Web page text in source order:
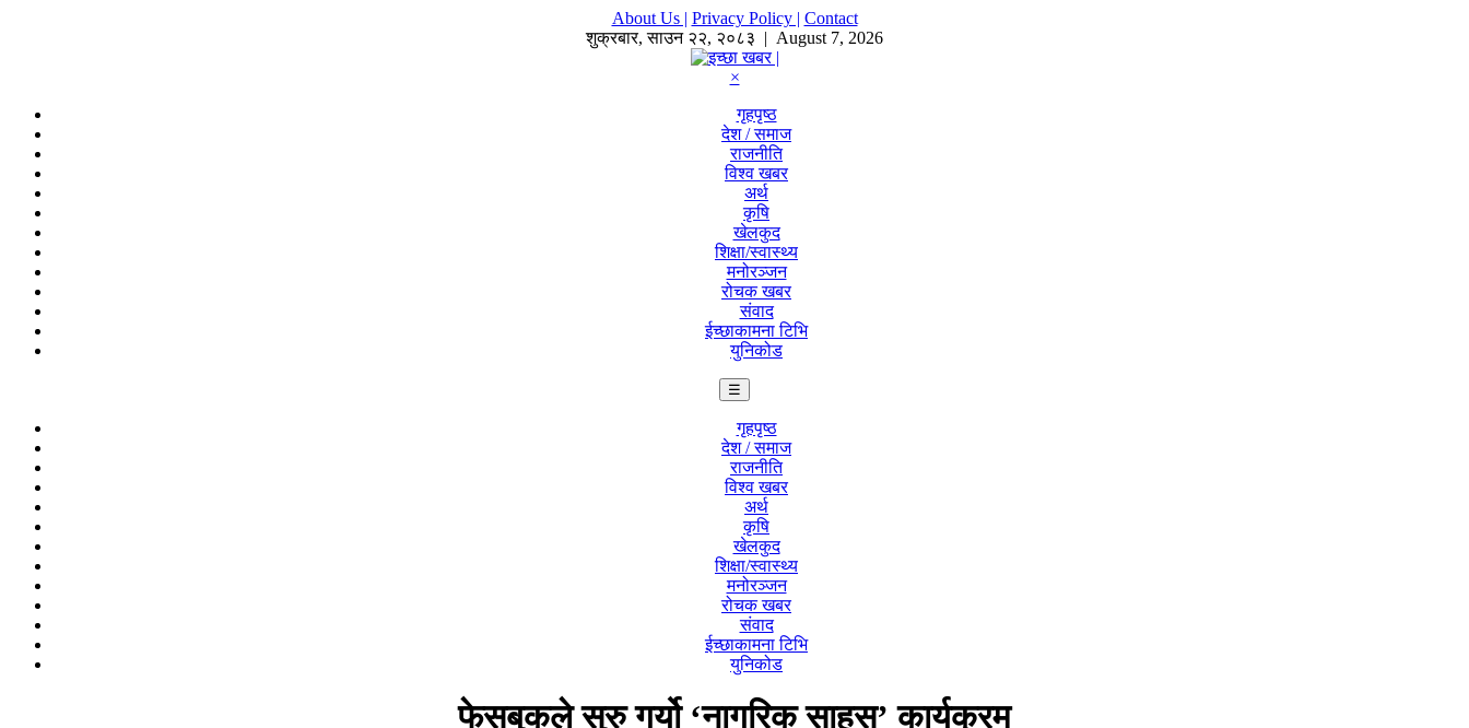
About Us | Privacy Policy | Contact
शुक्रबार,साउन २२, २०८३ | August 7, 2026
×
गृहपृष्ठ
देश / समाज
राजनीति
विश्व खबर
अर्थ
कृषि
खेलकुद
शिक्षा/स्वास्थ्य
मनोरञ्जन
रोचक खबर
संवाद
ईच्छाकामना टिभि
युनिकोड
☰
गृहपृष्ठ
देश / समाज
राजनीति
विश्व खबर
अर्थ
कृषि
खेलकुद
शिक्षा/स्वास्थ्य
मनोरञ्जन
रोचक खबर
संवाद
ईच्छाकामना टिभि
युनिकोड
फेसबुकले सुरु गर्यो ‘नागरिक साहस’ कार्यक्रम